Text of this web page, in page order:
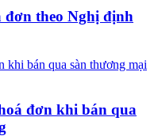
đơn theo Nghị định
đơn khi bán qua